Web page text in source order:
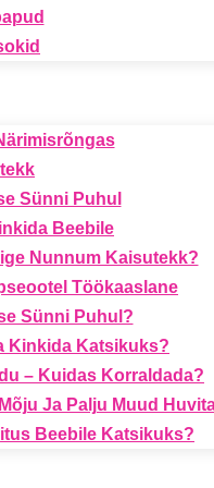
Sünni Puhul
Beebile
Nunnum Kaisutekk?
Töökaaslane
Sünni Puhul?
Kinkida Katsikuks?
– Kuidas Korraldada?
Ja Palju Muud
Beebile Katsikuks?